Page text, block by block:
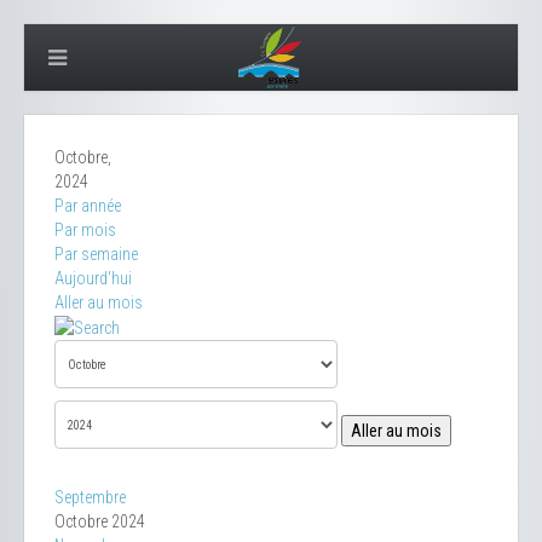
Octobre,
2024
Par année
Par mois
Par semaine
Aujourd'hui
Aller au mois
Aller au mois
Septembre
Octobre 2024